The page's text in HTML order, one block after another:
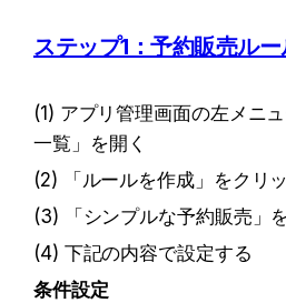
ステップ1：予約販売ル
(1) アプリ管理画面の左メニ
一覧」を開く
(2) 「ルールを作成」をクリ
(3) 「シンプルな予約販売」
(4) 下記の内容で設定する
条件設定